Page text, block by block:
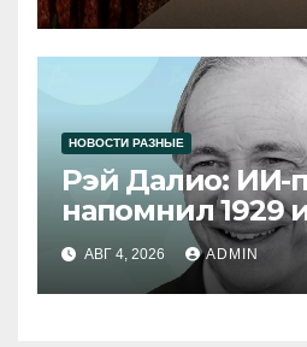
НОВОСТИ РАЗНЫЕ
Рэй Далио: ИИ-
напомнил 1929
АВГ 4, 2026 ADMIN